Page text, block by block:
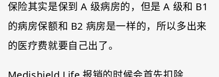
保险其实是保到 A 级病房的，但是 A 级和 B1
的病房保额和 B2 病房是一样的，所以多出来
的医疗费就要自己出了。